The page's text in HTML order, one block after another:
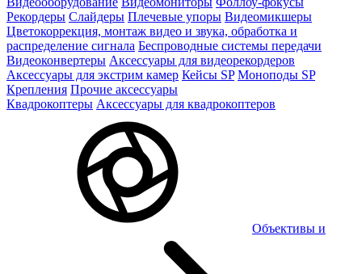
Рекордеры Слайдеры Плечевые упоры Видеомикшеры
Цветокоррекция, монтаж видео и звука, обработка и
распределение сигнала Беспроводные системы передачи
Видеоконвертеры Аксессуары для видеорекордеров
Аксессуары для экстрим камер Кейсы SP Моноподы SP
Крепления Прочие аксессуары
Квадрокоптеры Аксессуары для квадрокоптеров
Объективы и